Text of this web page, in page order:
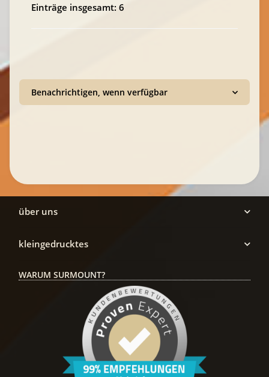
Einträge insgesamt: 6
Benachrichtigen, wenn verfügbar
über uns
kleingedrucktes
WARUM SURMOUNT?